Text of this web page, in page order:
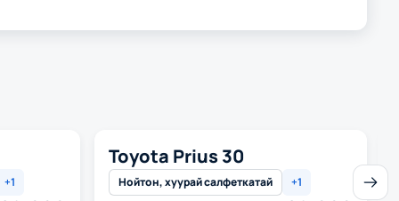
+1
Эрэлттэй такси
Toyota Prius 30
Нойтон, хуурай салфеткатай +1